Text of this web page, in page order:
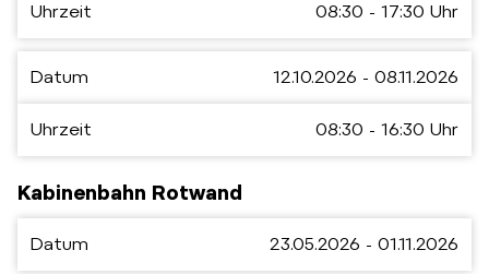
Uhrzeit 08:30 - 17:30 Uhr
Datum 12.10.2026 - 08.11.2026
Uhrzeit 08:30 - 16:30 Uhr
Kabinenbahn Rotwand
Datum 23.05.2026 - 01.11.2026